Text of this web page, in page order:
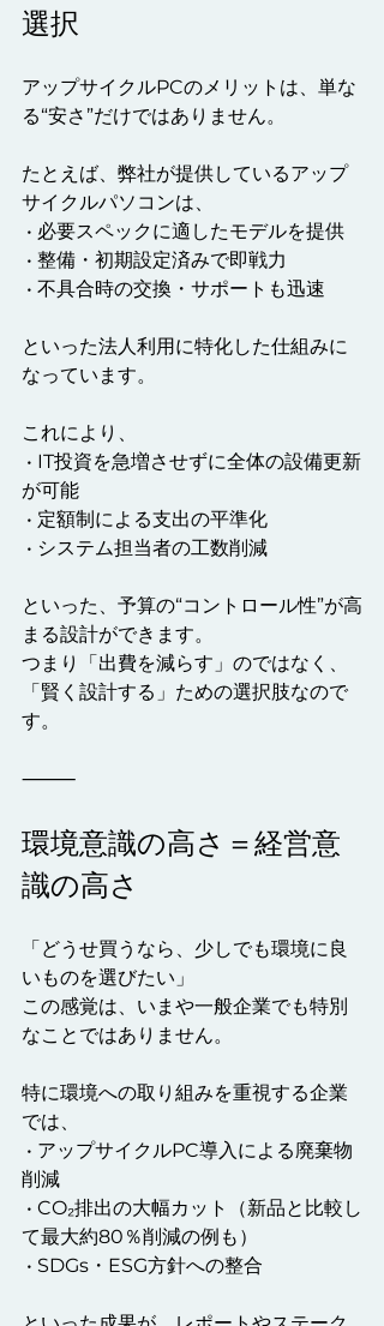
選択
アップサイクルPCのメリットは、単な
る“安さ”だけではありません。
たとえば、弊社が提供しているアップ
サイクルパソコンは、
• 必要スペックに適したモデルを提供
• 整備・初期設定済みで即戦力
• 不具合時の交換・サポートも迅速
といった法人利用に特化した仕組みに
なっています。
これにより、
が可能
• 定額制による支出の平準化
• システム担当者の工数削減
といった、予算の“コントロール性”が高
まる設計ができます。
つまり「出費を減らす」のではなく、
「賢く設計する」ための選択肢なので
す。
⸻
環境意識の高さ＝経営意
識の高さ
「どうせ買うなら、少しでも環境に良
いものを選びたい」
この感覚は、いまや一般企業でも特別
なことではありません。
特に環境への取り組みを重視する企業
では、
削減
て最大約80％削減の例も）
• SDGs・ESG方針への整合